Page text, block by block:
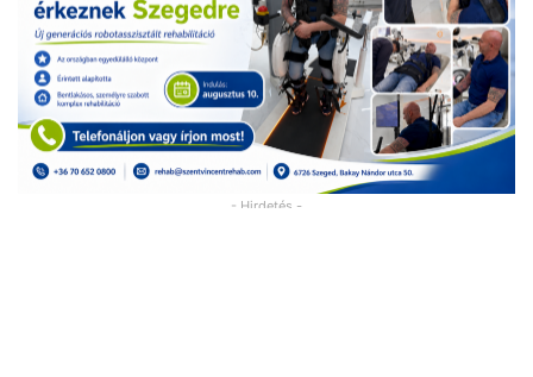
- Hirdetés -